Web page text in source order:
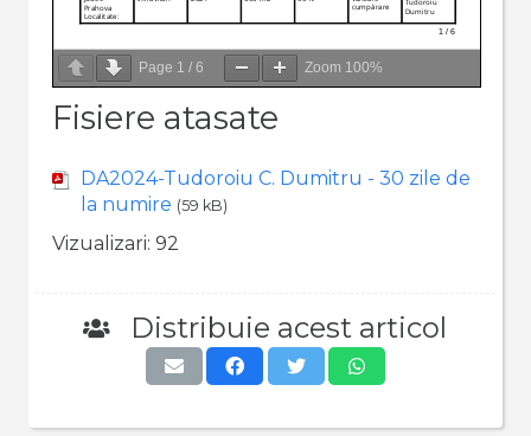
Page 1 / 6 Zoom 100%
Fisiere atasate
DA2024-Tudoroiu C. Dumitru - 30 zile de
la numire (59 kB)
Vizualizari: 92
Distribuie acest articol